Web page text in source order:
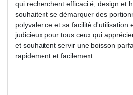
qui recherchent efficacité, design et
souhaitent se démarquer des
polyvalence et sa facilité d'utilisation
judicieux pour tous ceux qui
et souhaitent servir une boisson
rapidement et facilement.